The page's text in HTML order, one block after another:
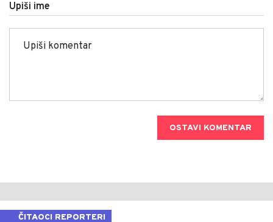
Upiši ime
OSTAVI KOMENTAR
ČITAOCI REPORTERI